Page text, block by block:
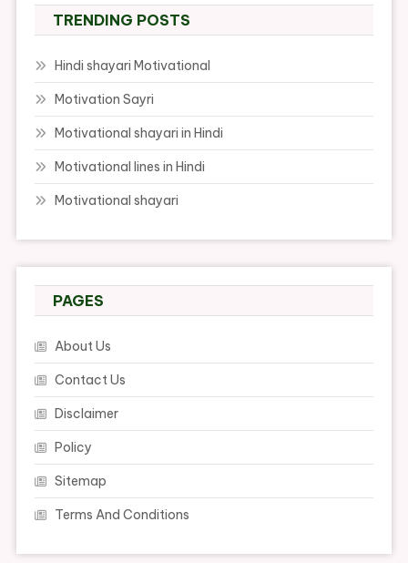
TRENDING POSTS
Hindi shayari Motivational
Motivation Sayri
Motivational shayari in Hindi
Motivational lines in Hindi
Motivational shayari
PAGES
About Us
Contact Us
Disclaimer
Policy
Sitemap
Terms And Conditions